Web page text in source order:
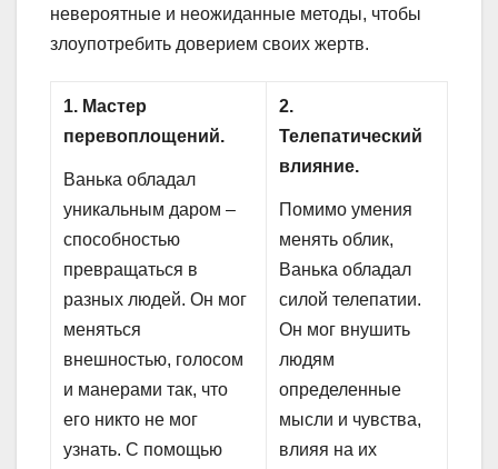
невероятные и неожиданные методы, чтобы
злоупотребить доверием своих жертв.
1. Мастер
перевоплощений.
Ванька обладал
уникальным даром –
способностью
превращаться в
разных людей. Он мог
меняться
внешностью, голосом
и манерами так, что
его никто не мог
узнать. С помощью
2.
Телепатический
влияние.
Помимо умения
менять облик,
Ванька обладал
силой телепатии.
Он мог внушить
людям
определенные
мысли и чувства,
влияя на их